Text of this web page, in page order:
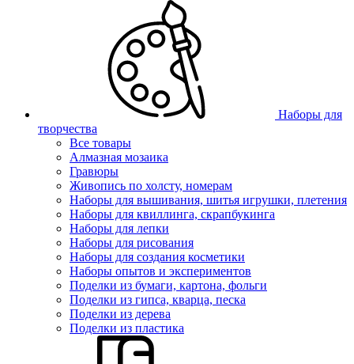
Наборы для
творчества
Все товары
Алмазная мозаика
Гравюры
Живопись по холсту, номерам
Наборы для вышивания, шитья игрушки, плетения
Наборы для квиллинга, скрапбукинга
Наборы для лепки
Наборы для рисования
Наборы для создания косметики
Наборы опытов и экспериментов
Поделки из бумаги, картона, фольги
Поделки из гипса, кварца, песка
Поделки из дерева
Поделки из пластика